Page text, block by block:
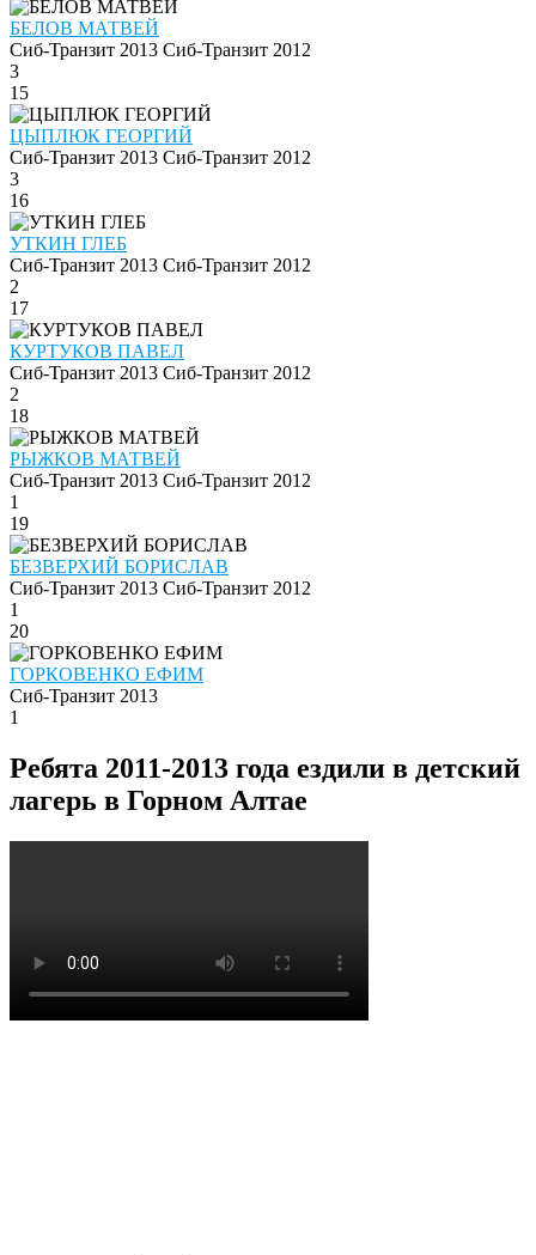
БЕЛОВ МАТВЕЙ
Сиб-Транзит 2013 Сиб-Транзит 2012
3
15
ЦЫПЛЮК ГЕОРГИЙ
Сиб-Транзит 2013 Сиб-Транзит 2012
3
16
УТКИН ГЛЕБ
Сиб-Транзит 2013 Сиб-Транзит 2012
2
17
КУРТУКОВ ПАВЕЛ
Сиб-Транзит 2013 Сиб-Транзит 2012
2
18
РЫЖКОВ МАТВЕЙ
Сиб-Транзит 2013 Сиб-Транзит 2012
1
19
БЕЗВЕРХИЙ БОРИСЛАВ
Сиб-Транзит 2013 Сиб-Транзит 2012
1
20
ГОРКОВЕНКО ЕФИМ
Сиб-Транзит 2013
1
Ребята 2011-2013 года ездили в детский
лагерь в Горном Алтае